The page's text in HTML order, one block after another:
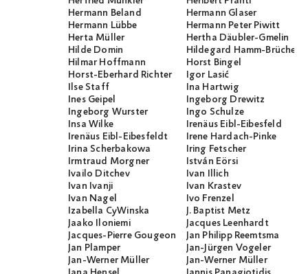
Hermann Beland
Hermann Glaser
Hermann Lübbe
Hermann Peter Piwitt
Herta Müller
Hertha Däubler-Gmelin
Hilde Domin
Hildegard Hamm-Brücher
Hilmar Hoffmann
Horst Bingel
Horst-Eberhard Richter
Igor Lasić
Ilse Staff
Ina Hartwig
Ines Geipel
Ingeborg Drewitz
Ingeborg Wurster
Ingo Schulze
Insa Wilke
Irenäus Eibl-Eibesfeld
Irenäus Eibl-Eibesfeldt
Irene Hardach-Pinke
Irina Scherbakowa
Iring Fetscher
Irmtraud Morgner
István Eörsi
Ivailo Ditchev
Ivan Illich
Ivan Ivanji
Ivan Krastev
Ivan Nagel
Ivo Frenzel
Izabella CyWinska
J. Baptist Metz
Jaako Iloniemi
Jacques Leenhardt
Jacques-Pierre Gougeon
Jan Philipp Reemtsma
Jan Plamper
Jan-Jürgen Vogeler
Jan-Werner Müller
Jan-Werner Müller